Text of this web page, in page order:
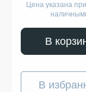
Цена указана
В
В